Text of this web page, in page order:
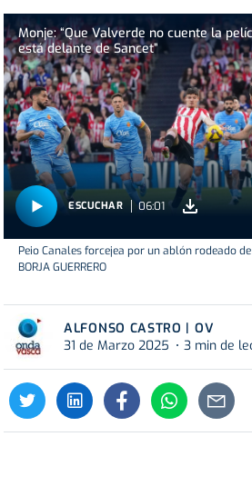
Monje: “Que Valverde no cuente la
está delante de Sancet”
ESCUCHAR 06:01
Peio Canales forcejea por un ablón rodeado
BORJA GUERRERO
ALFONSO CASTRO | OV
31 de Marzo 2025
3 min de